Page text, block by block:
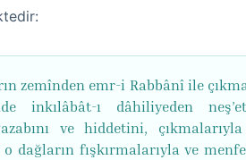
zemînden emr-i Rabbânî ile
inkılâbât-ı dâhiliyeden
ve hiddetini,
dağların fışkırmalarıyla ve